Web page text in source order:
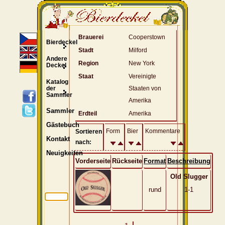
Brauerei
Cooperstown
Stadt
Milford
Region
New York
Staat
Vereinigte
Staaten von
Amerika
Erdteil
Amerika
Sortieren
nach:
Form Bier Kommentare
Vorderseite Rückseite Format Beschreibung
rund
Old Slugger
1-1
Bierdeckel
Andere
Deckel
Katalog
der
Sammler
Sammler
Gästebuch
Kontakt
Neuigkeiten